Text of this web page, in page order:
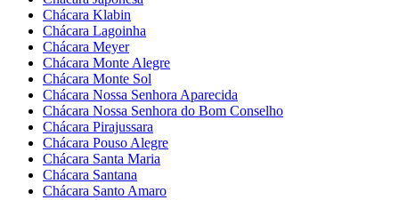
Chácara Klabin
Chácara Lagoinha
Chácara Meyer
Chácara Monte Alegre
Chácara Monte Sol
Chácara Nossa Senhora Aparecida
Chácara Nossa Senhora do Bom Conselho
Chácara Pirajussara
Chácara Pouso Alegre
Chácara Santa Maria
Chácara Santana
Chácara Santo Amaro